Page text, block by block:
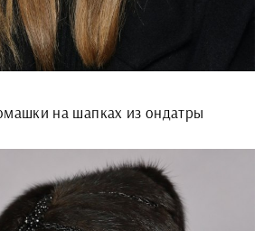
на шапках из ондатры